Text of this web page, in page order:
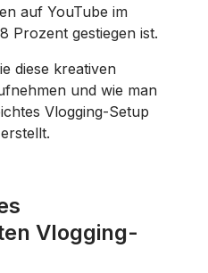
auf YouTube im
Prozent gestiegen ist.
diese kreativen
und wie man
Vlogging-Setup
erstellt.
Vlogging-